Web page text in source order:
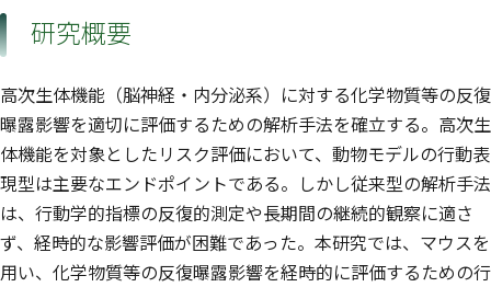
研究概要
高次生体機能（脳神経・内分泌系）に対する化学物質等の反復
曝露影響を適切に評価するための解析手法を確立する。高次生
体機能を対象としたリスク評価において、動物モデルの行動表
現型は主要なエンドポイントである。しかし従来型の解析手法
は、行動学的指標の反復的測定や長期間の継続的観察に適さ
ず、経時的な影響評価が困難であった。本研究では、マウスを
用い、化学物質等の反復曝露影響を経時的に評価するための行